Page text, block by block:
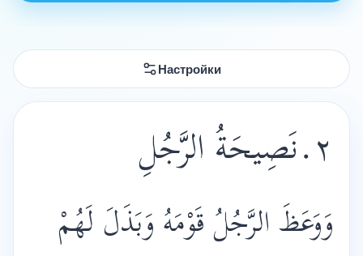
Настройки
٢.نَصِيحَةُ الرَّجُلِ
وَوَعَظَ الرَّجُلُ قَوْمَهُ وَبَذَلَ لَهُمْ